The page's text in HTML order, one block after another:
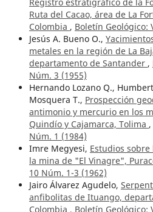
Ruta del Cacao, área de La
Colombia , Boletín Geológico:
Jesús A. Bueno O.,
metales en la región de La
departamento de Santander ,
Núm. 3 (1955)
Hernando Lozano Q.,
Mosquera T., Prospección
antimonio y mercurio en los
Quindío y Cajamarca, Tolima ,
Núm. 1 (1984)
Imre Megyesi, Estudios
la mina de "El Vinagre",
10 Núm. 1-3 (1962)
Jairo Álvarez Agudelo,
anfibolitas de Ituango,
Colombia , Boletín Geológico: